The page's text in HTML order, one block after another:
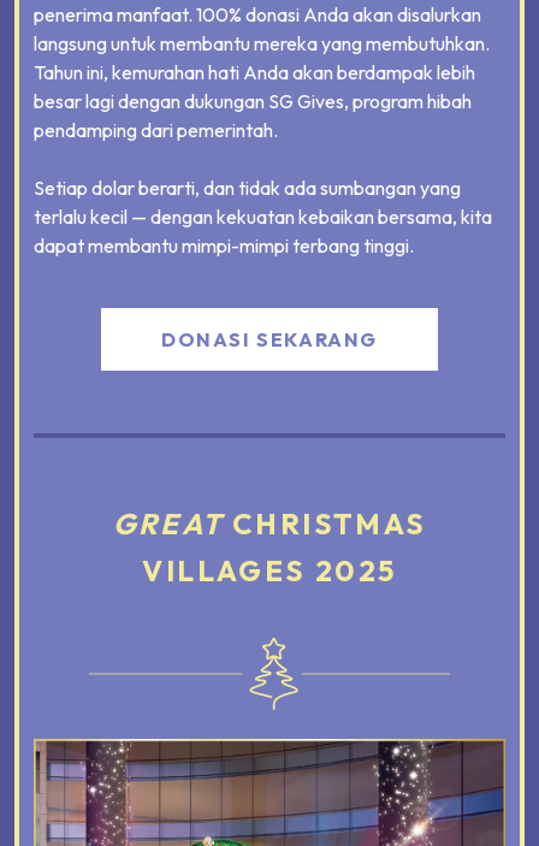
penerima manfaat. 100% donasi Anda akan disalurkan
langsung untuk membantu mereka yang membutuhkan.
Tahun ini, kemurahan hati Anda akan berdampak lebih
besar lagi dengan dukungan SG Gives, program hibah
pendamping dari pemerintah.
Setiap dolar berarti, dan tidak ada sumbangan yang
terlalu kecil — dengan kekuatan kebaikan bersama, kita
dapat membantu mimpi-mimpi terbang tinggi.
DONASI SEKARANG
GREATCHRISTMAS
VILLAGES 2025